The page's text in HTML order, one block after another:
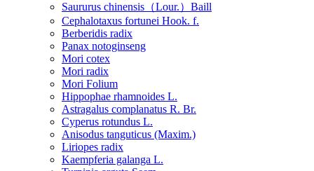
Saururus chinensis（Lour.）Baill
Cephalotaxus fortunei Hook. f.
Berberidis radix
Panax notoginseng
Mori cotex
Mori radix
Mori Folium
Hippophae rhamnoides L.
Astragalus complanatus R. Br.
Cyperus rotundus L.
Anisodus tanguticus (Maxim.)
Liriopes radix
Kaempferia galanga L.